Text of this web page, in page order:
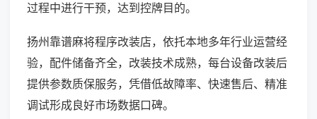
过程中进行干预，达到控牌目的。
扬州靠谱麻将程序改装店，依托本地多年行业运营经
验，配件储备齐全，改装技术成熟，每台设备改装后
提供参数质保服务，凭借低故障率、快速售后、精准
调试形成良好市场数据口碑。